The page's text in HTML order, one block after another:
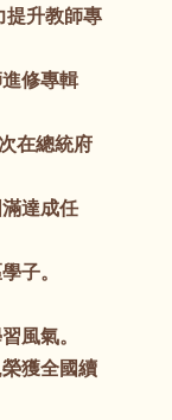
提升教師專
修專輯
在總統府
達成任
子。
風氣。
獲全國續